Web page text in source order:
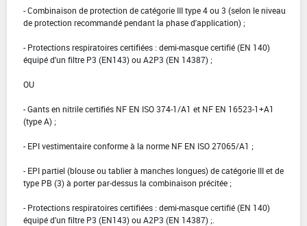
- Combinaison de protection de catégorie III type 4 ou 3 (selon le niveau
de protection recommandé pendant la phase d'application) ;
- Protections respiratoires certifiées : demi-masque certifié (EN 140)
équipé d'un filtre P3 (EN143) ou A2P3 (EN 14387) ;
OU
- Gants en nitrile certifiés NF EN ISO 374-1/A1 et NF EN 16523-1+A1
(type A) ;
- EPI vestimentaire conforme à la norme NF EN ISO 27065/A1 ;
- EPI partiel (blouse ou tablier à manches longues) de catégorie III et de
type PB (3) à porter par-dessus la combinaison précitée ;
- Protections respiratoires certifiées : demi-masque certifié (EN 140)
équipé d'un filtre P3 (EN143) ou A2P3 (EN 14387) ;.